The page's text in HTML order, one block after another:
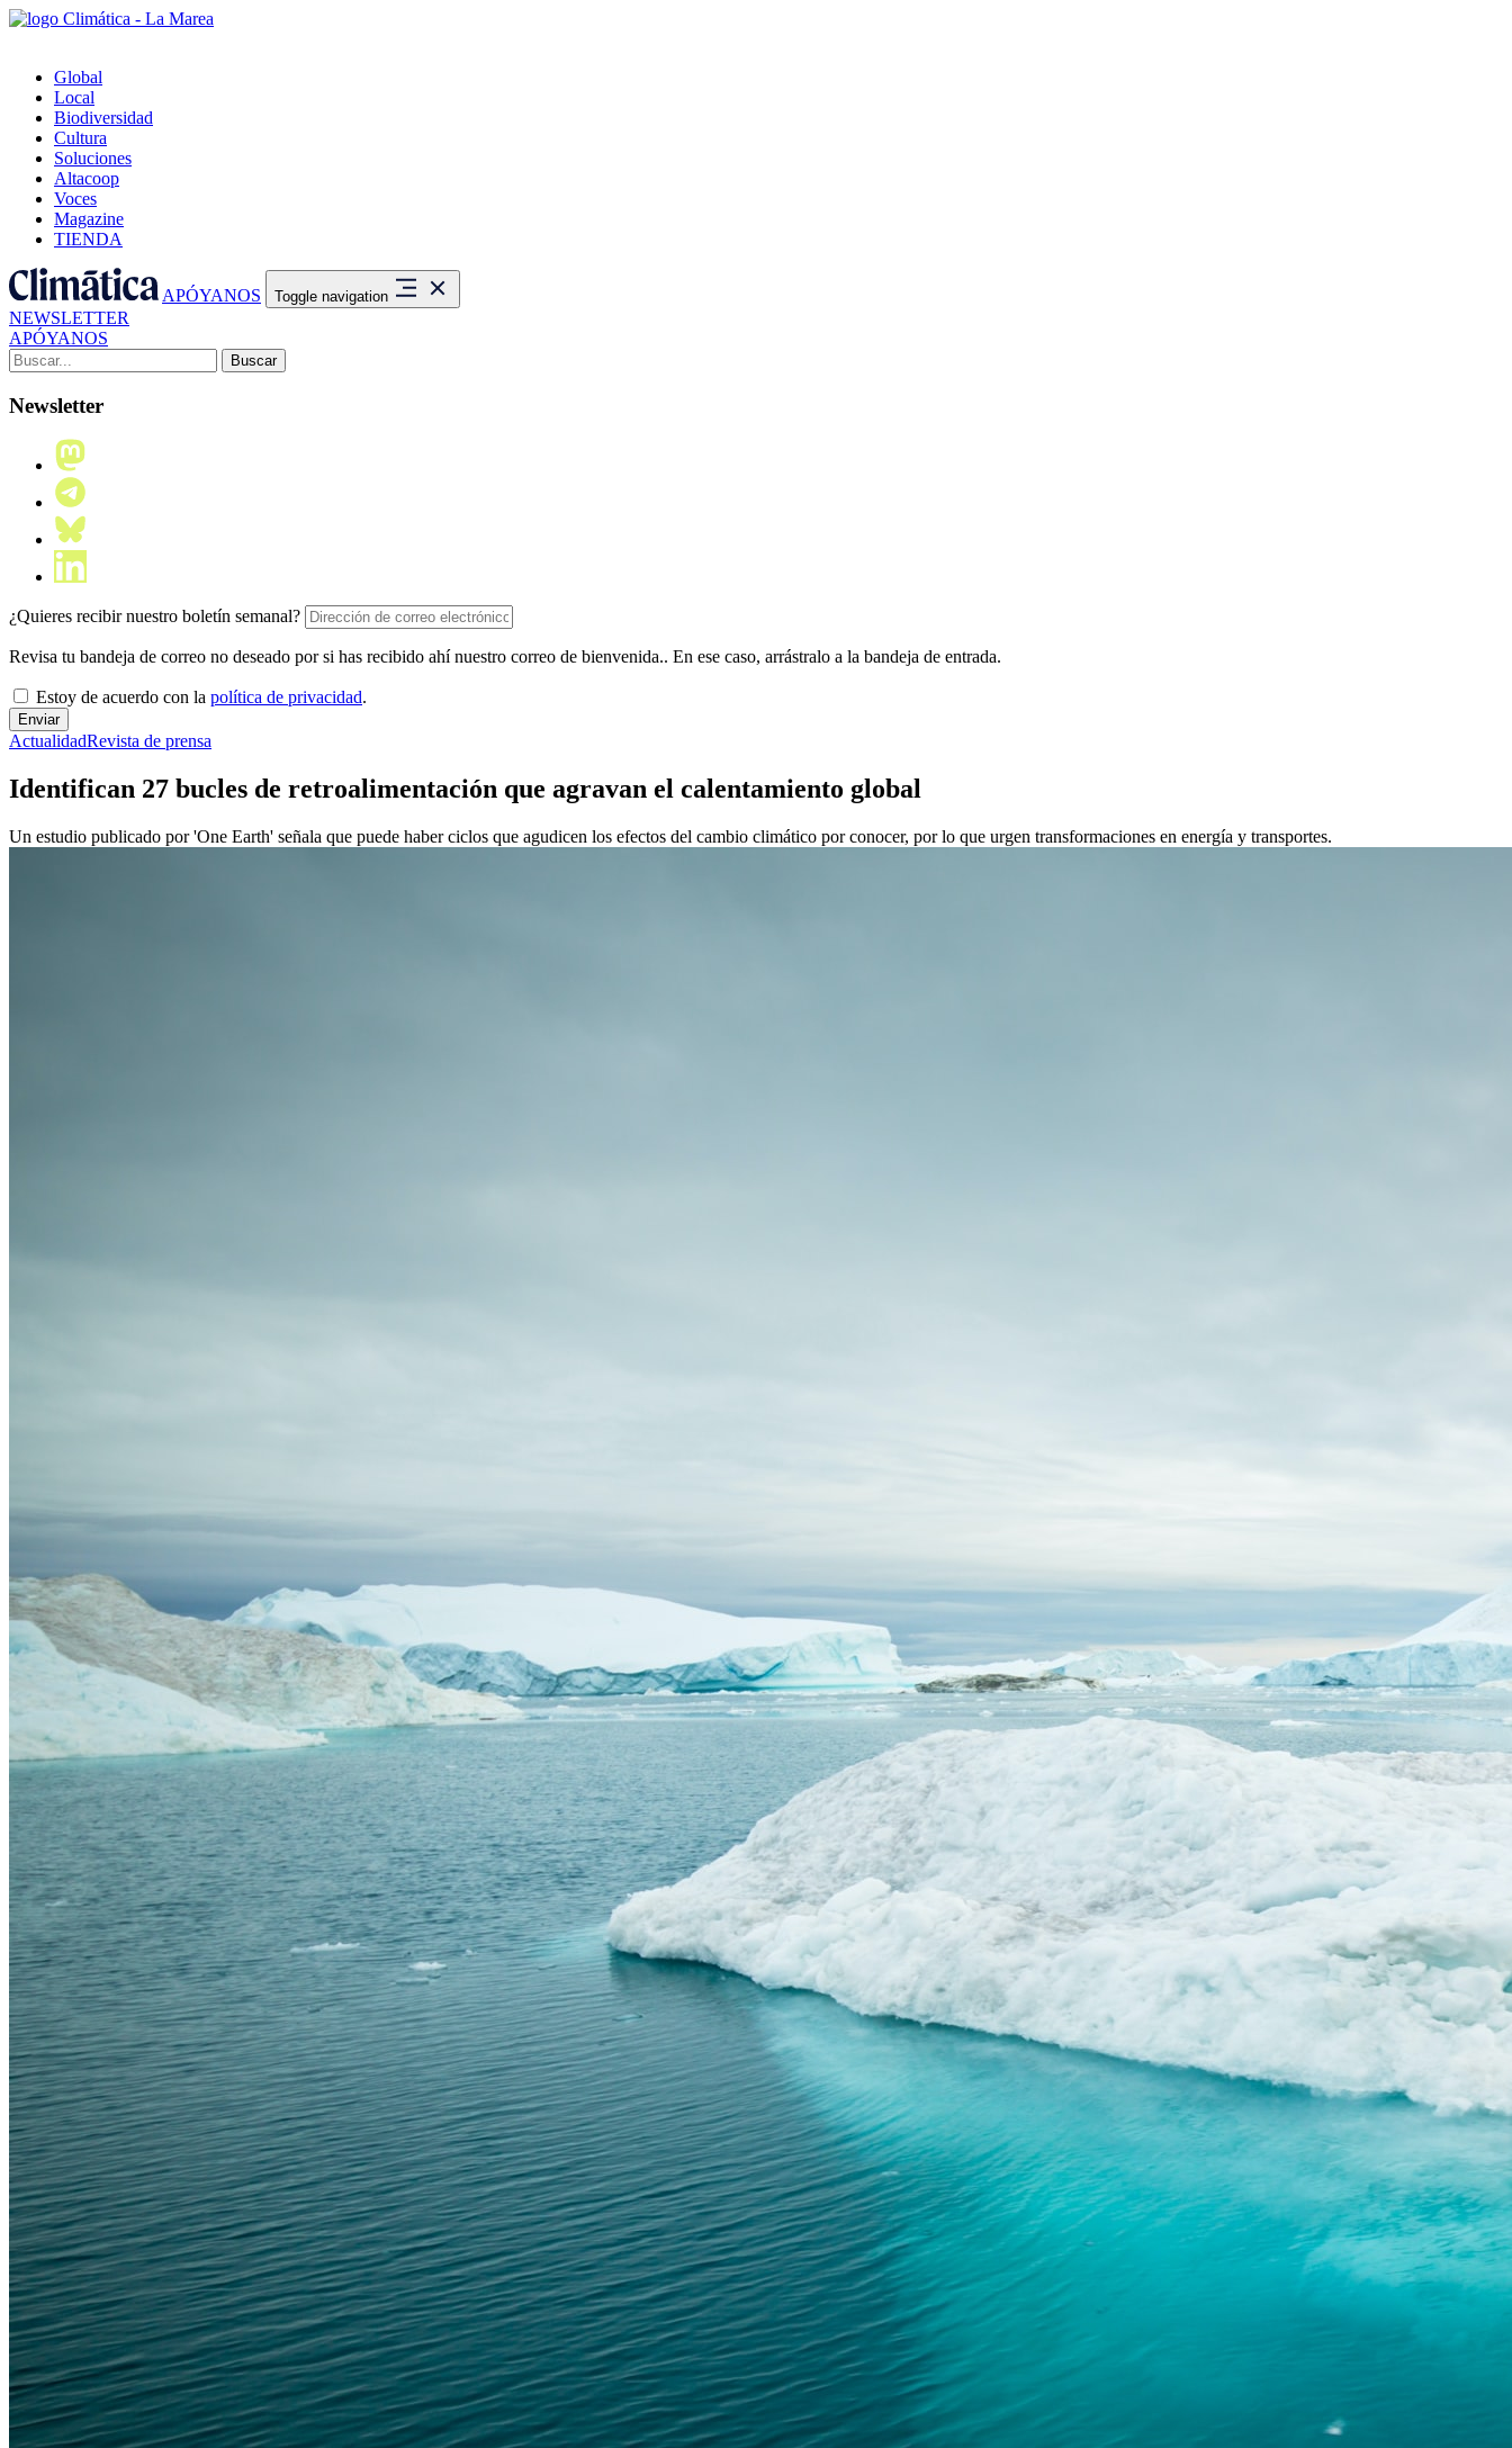
Global
Local
Biodiversidad
Cultura
Soluciones
Altacoop
Voces
Magazine
TIENDA
APÓYANOS Toggle navigation
NEWSLETTER
APÓYANOS
Buscar:
Newsletter
¿Quieres recibir nuestro boletín semanal?
Revisa tu bandeja de correo no deseado por si has recibido ahí nuestro correo de bienvenida.. En ese caso, arrástralo a la bandeja de entrada.
Estoy de acuerdo con la política de privacidad.
ActualidadRevista de prensa
Identifican 27 bucles de retroalimentación que agravan el calentamiento global
Un estudio publicado por 'One Earth' señala que puede haber ciclos que agudicen los efectos del cambio climático por conocer, por lo que urgen transformaciones en energía y transportes.